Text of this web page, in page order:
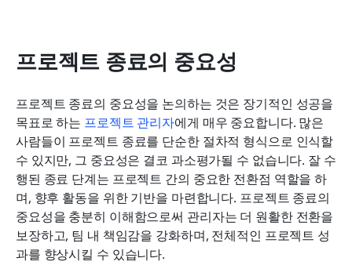
프로젝트 종료의 중요성
프로젝트 종료의 중요성을 논의하는 것은 장기적인 성공을
목표로 하는 프로젝트 관리자에게 매우 중요합니다. 많은
사람들이 프로젝트 종료를 단순한 절차적 형식으로 인식할
수 있지만, 그 중요성은 결코 과소평가될 수 없습니다. 잘 수
행된 종료 단계는 프로젝트 간의 중요한 전환점 역할을 하
며, 향후 활동을 위한 기반을 마련합니다. 프로젝트 종료의
중요성을 충분히 이해함으로써 관리자는 더 원활한 전환을
보장하고, 팀 내 책임감을 강화하며, 전체적인 프로젝트 성
과를 향상시킬 수 있습니다.